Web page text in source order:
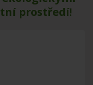
prostředí!